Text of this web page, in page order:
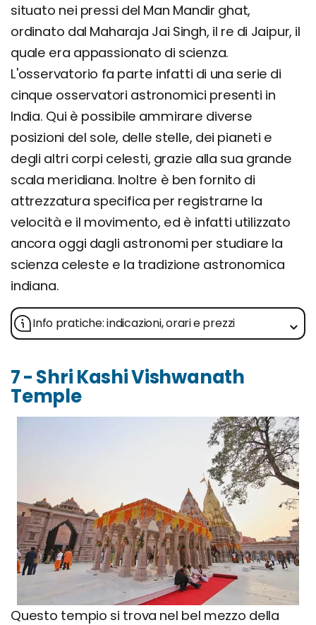
situato nei pressi del Man Mandir ghat,
ordinato dal Maharaja Jai Singh, il re di Jaipur, il
quale era appassionato di scienza.
L'osservatorio fa parte infatti di una serie di
cinque osservatori astronomici presenti in
India. Qui è possibile ammirare diverse
posizioni del sole, delle stelle, dei pianeti e
degli altri corpi celesti, grazie alla sua grande
scala meridiana. Inoltre è ben fornito di
attrezzatura specifica per registrarne la
velocità e il movimento, ed è infatti utilizzato
ancora oggi dagli astronomi per studiare la
scienza celeste e la tradizione astronomica
indiana.
Info pratiche: indicazioni, orari e prezzi
7 - Shri Kashi Vishwanath
Temple
Questo tempio si trova nel bel mezzo della